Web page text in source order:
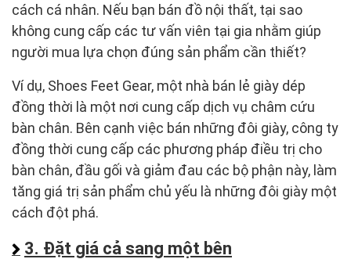
cách cá nhân. Nếu bạn bán đồ nội thất, tại sao
không cung cấp các tư vấn viên tại gia nhằm giúp
người mua lựa chọn đúng sản phẩm cần thiết?
Ví dụ, Shoes Feet Gear, một nhà bán lẻ giày dép
đồng thời là một nơi cung cấp dịch vụ châm cứu
bàn chân. Bên cạnh việc bán những đôi giày, công ty
đồng thời cung cấp các phương pháp điều trị cho
bàn chân, đầu gối và giảm đau các bộ phận này, làm
tăng giá trị sản phẩm chủ yếu là những đôi giày một
cách đột phá.
3. Đặt giá cả sang một bên